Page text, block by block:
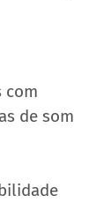
com
de som